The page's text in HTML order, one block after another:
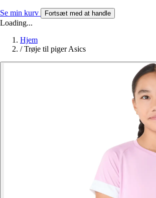
Se min kurv Fortsæt med at handle
Loading...
Hjem
/ Trøje til piger Asics